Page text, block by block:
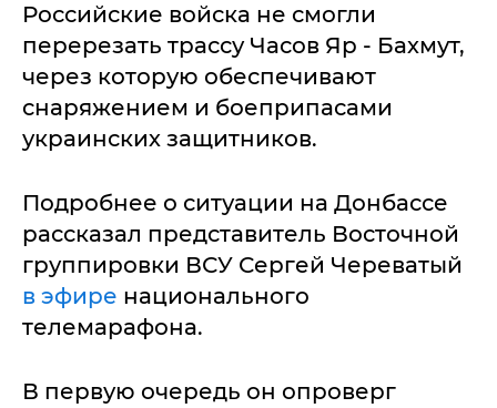
Российские войска не смогли
перерезать трассу Часов Яр - Бахмут,
через которую обеспечивают
снаряжением и боеприпасами
украинских защитников.
Подробнее о ситуации на Донбассе
рассказал представитель Восточной
группировки ВСУ Сергей Череватый
в эфире национального
телемарафона.
В первую очередь он опроверг